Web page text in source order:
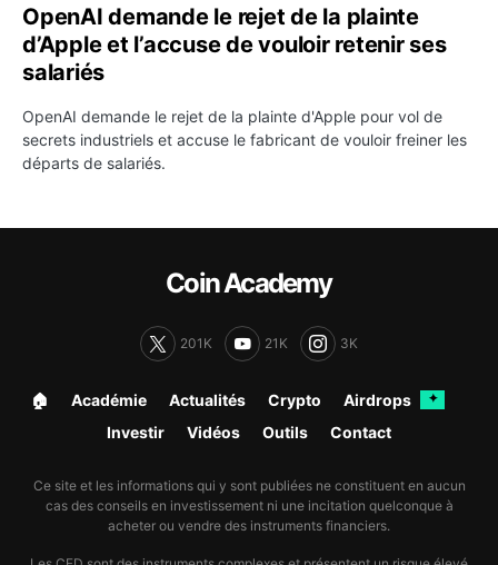
OpenAI demande le rejet de la plainte
d’Apple et l’accuse de vouloir retenir ses
salariés
OpenAI demande le rejet de la plainte d'Apple pour vol de
secrets industriels et accuse le fabricant de vouloir freiner les
départs de salariés.
Coin Academy
201K 21K 3K
🏠︎ Académie Actualités Crypto Airdrops ✦
Investir Vidéos Outils Contact
Ce site et les informations qui y sont publiées ne constituent en aucun
cas des conseils en investissement ni une incitation quelconque à
acheter ou vendre des instruments financiers.